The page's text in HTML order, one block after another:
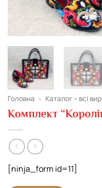
Головна » Каталог – всі
Комплект
[ninja_form id=11]